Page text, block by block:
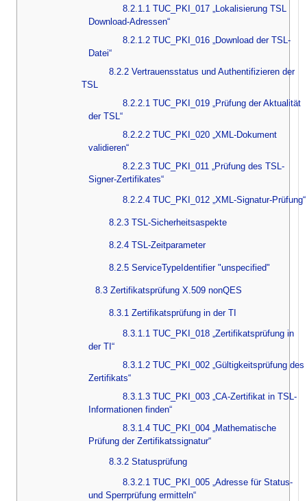
8.2.1.1 TUC_PKI_017 „Lokalisierung TSL
Download-Adressen“
8.2.1.2 TUC_PKI_016 „Download der TSL-
Datei“
8.2.2 Vertrauensstatus und Authentifizieren der
TSL
8.2.2.1 TUC_PKI_019 „Prüfung der Aktualität
der TSL“
8.2.2.2 TUC_PKI_020 „XML-Dokument
validieren“
8.2.2.3 TUC_PKI_011 „Prüfung des TSL-
Signer-Zertifikates“
8.2.2.4 TUC_PKI_012 „XML-Signatur-Prüfung“
8.2.3 TSL-Sicherheitsaspekte
8.2.4 TSL-Zeitparameter
8.2.5 ServiceTypeIdentifier "unspecified"
8.3 Zertifikatsprüfung X.509 nonQES
8.3.1 Zertifikatsprüfung in der TI
8.3.1.1 TUC_PKI_018 „Zertifikatsprüfung in
der TI“
8.3.1.2 TUC_PKI_002 „Gültigkeitsprüfung des
Zertifikats“
8.3.1.3 TUC_PKI_003 „CA-Zertifikat in TSL-
Informationen finden“
8.3.1.4 TUC_PKI_004 „Mathematische
Prüfung der Zertifikatssignatur“
8.3.2 Statusprüfung
8.3.2.1 TUC_PKI_005 „Adresse für Status-
und Sperrprüfung ermitteln“